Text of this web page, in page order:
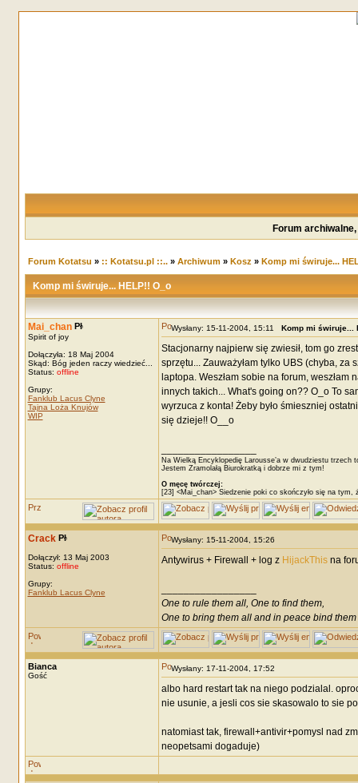
Forum
Forum Kotatsu » :: Kotatsu.pl ::..» Archiwum» Kosz » Komp mi świruje...
Komp mi świruje... HELP!! O_o
Mai_chan
Spirit of joy
Dołączyła: 18 Maj 2004
Skąd: Bóg jeden raczy wiedzieć...
Status: offline
Grupy:
Fanklub Lacus Clyne
Tajna Loża Knujów
WIP
Wysłany: 15-11-2004, 15:11 Komp mi świruje...
Stacjonarny najpierw się zwiesił, tom go
sprzętu... Zauważyłam tylko UBS (chyba, za
laptopa. Weszłam sobie na forum, weszłam
innych takich... What's going on?? O_o To
wyrzuca z konta! Żeby było śmieszniej
się dzieje!! O__o
Na Wielką Encyklopedię Larousse’a w dwudziestu trzech
Jestem Zramolałą Biurokratką i dobrze mi z tym!
O męcę twórczej:
[23] <Mai_chan> Siedzenie poki co skończyło się na
Crack
Dołączył: 13 Maj 2003
Status: offline
Grupy:
Fanklub Lacus Clyne
Wysłany: 15-11-2004, 15:26
Antywirus + Firewall + log z HijackThisna
One to rule them all, One to find them,
One to bring them all and in peace bind them
Bianca
Gość
Wysłany: 17-11-2004, 17:52
albo hard restart tak na niego podzialal.
nie usunie, a jesli cos sie skasowalo to sie
natomiast tak, firewall+antivir+pomysl nad
neopetsami dogaduje)